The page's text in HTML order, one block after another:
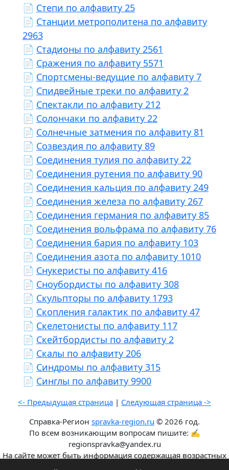
📄 Степи по алфавиту 25
📄 Станции метрополитена по алфавиту
2963
📄 Стадионы по алфавиту 2561
📄 Сражения по алфавиту 5571
📄 Спортсмены-ведущие по алфавиту 7
📄 Спидвейные треки по алфавиту 2
📄 Спектакли по алфавиту 212
📄 Солончаки по алфавиту 22
📄 Солнечные затмения по алфавиту 81
📄 Созвездия по алфавиту 89
📄 Соединения тулия по алфавиту 22
📄 Соединения рутения по алфавиту 90
📄 Соединения кальция по алфавиту 249
📄 Соединения железа по алфавиту 267
📄 Соединения германия по алфавиту 85
📄 Соединения вольфрама по алфавиту 76
📄 Соединения бария по алфавиту 103
📄 Соединения азота по алфавиту 1010
📄 Снукеристы по алфавиту 416
📄 Сноубордисты по алфавиту 308
📄 Скульпторы по алфавиту 1793
📄 Скопления галактик по алфавиту 47
📄 Скелетонисты по алфавиту 117
📄 Скейтбордисты по алфавиту 2
📄 Скалы по алфавиту 206
📄 Синдромы по алфавиту 315
📄 Синглы по алфавиту 9900
<- Предыдущая страница | Следующая страница ->
Справка-Регион spravka-region.ru © 2026 год.
По всем возникающим вопросам пишите: ✍
regionspravka@yandex.ru
На сайте может быть информация содержащая возрастных